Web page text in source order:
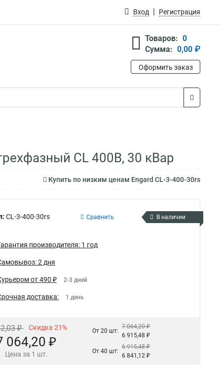
Вход Регистрация
Товаров: 0
Сумма: 0,00 ₽
Оформить заказ
CL 400В, 30 кВар
Купить по низким ценам Engard CL-3-400-30rs
CL-3-400-30rs Сравнить В наличии
производителя: 1 год
2 дня
от 490 ₽ 2-3 дней
доставка: 1 день
₽ Скидка 21%
064,20 ₽
Цена за 1 шт.
От 20 шт:
7 064,20 ₽
6 915,48 ₽
От 40 шт:
6 915,48 ₽
6 841,12 ₽